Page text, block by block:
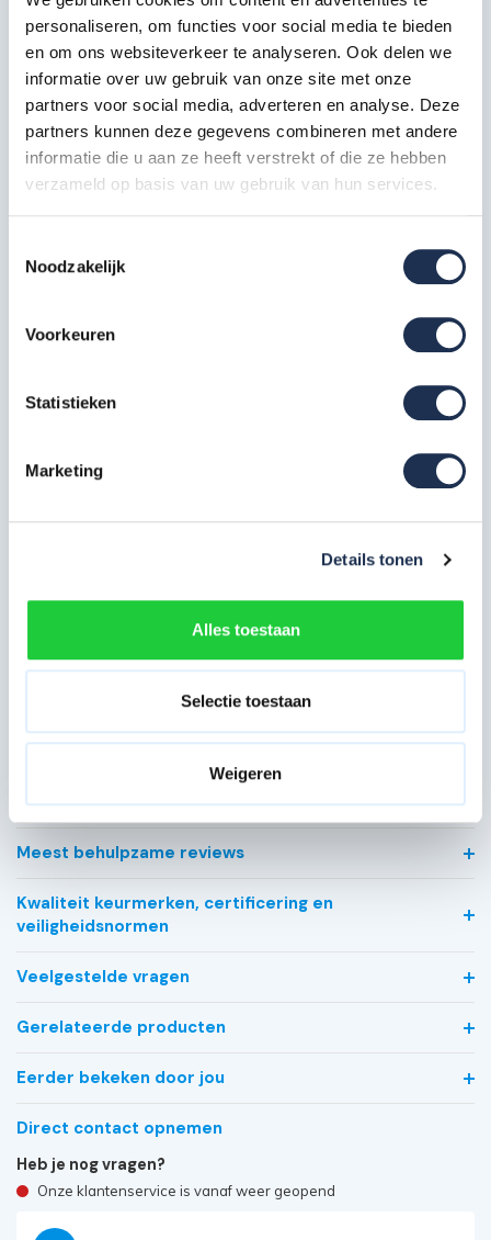
personaliseren, om functies voor social media te bieden
en om ons websiteverkeer te analyseren. Ook delen we
informatie over uw gebruik van onze site met onze
partners voor social media, adverteren en analyse. Deze
partners kunnen deze gegevens combineren met andere
informatie die u aan ze heeft verstrekt of die ze hebben
verzameld op basis van uw gebruik van hun services.
Noodzakelijk
Voorkeuren
Statistieken
Marketing
Details tonen
Alles toestaan
Selectie toestaan
Weigeren
10x
Horizontale schoor 250
Artikelcode: 30322
Telestabilisator 200 cm
Artikelcode: 40212
Platformlengte in cm
Type gebruik Professioneel
Meest behulpzame reviews
Kwaliteit keurmerken, certificering en
veiligheidsnormen
Veelgestelde vragen
Gerelateerde producten
Eerder bekeken door jou
Direct contact opnemen
Heb je nog vragen?
Onze klantenservice is vanaf weer geopend